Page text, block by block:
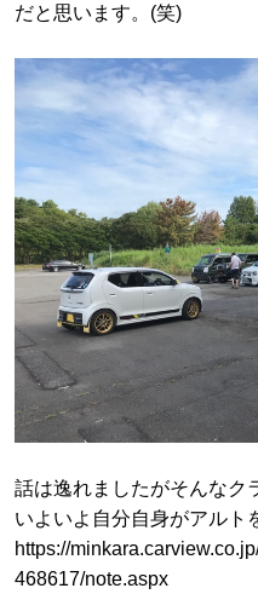
だと思います。(笑)
話は逸れましたがそんなク
いよいよ自分自身がアルト
https://
468617/note.aspx